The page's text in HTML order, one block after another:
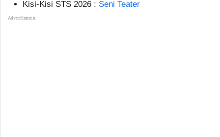
Kisi-Kisi STS 2026 : Seni Teater
Advertismen